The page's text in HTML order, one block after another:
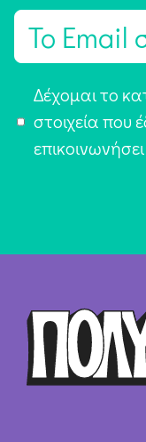
E
π
ή
Δέχομαι το
στοιχεία που